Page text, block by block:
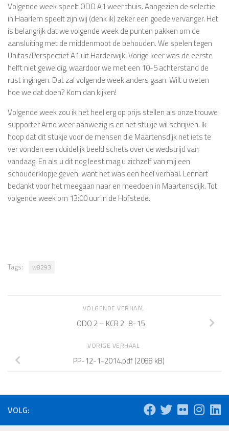
Volgende week speelt ODO A1 weer thuis. Aangezien de selectie
in Haarlem speelt zijn wij (denk ik) zeker een goede vervanger. Het
is belangrijk dat we volgende week de punten pakken om de
aansluiting met de middenmoot de behouden. We spelen tegen
Unitas/Perspectief A1 uit Harderwijk. Vorige keer was de eerste
helft niet geweldig, waardoor we met een 10-5 achterstand de
rust ingingen. Dat zal volgende week anders gaan. Wilt u weten
hoe we dat doen? Kom dan kijken!
Volgende week zou ik het heel erg op prijs stellen als onze trouwe
supporter Arno weer aanwezig is en het stukje wil schrijven. Ik
hoop dat dit stukje voor de mensen die Maartensdijk net iets te
ver vonden een duidelijk beeld schets over de wedstrijd van
vandaag. En als u dit nog leest mag u zichzelf van mij een
schouderklopje geven, want het was een heel verhaal. Lennart
bedankt voor het meegaan naar en meedoen in Maartensdijk. Tot
volgende week om 13:00 uur in de Hofstede.
Tags: w8293
VOLGENDE VERHAAL
ODO 2 – KCR 2 8-15
VORIGE VERHAAL
PP-12-1-2014.pdf (2088 kB)
VOLG: